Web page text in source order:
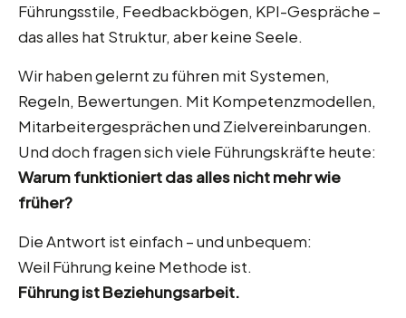
Führungsstile, Feedbackbögen, KPI-Gespräche –
das alles hat Struktur, aber keine Seele.
Wir haben gelernt zu führen mit Systemen,
Regeln, Bewertungen. Mit Kompetenzmodellen,
Mitarbeitergesprächen und Zielvereinbarungen.
Und doch fragen sich viele Führungskräfte heute:
Warum funktioniert das alles nicht mehr wie
früher?
Die Antwort ist einfach – und unbequem:
Weil Führung keine Methode ist.
Führung ist Beziehungsarbeit.